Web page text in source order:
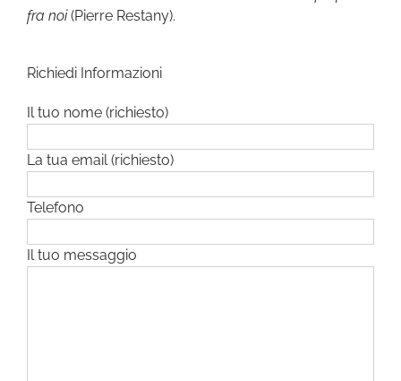
fra noi(Pierre Restany).
Richiedi Informazioni
Il tuo nome (richiesto)
La tua email (richiesto)
Telefono
Il tuo messaggio